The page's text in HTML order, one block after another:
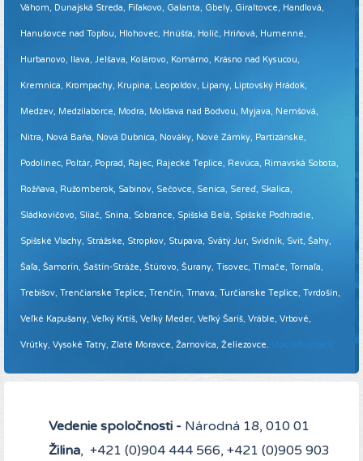
Váhom, Dunajská Streda, Fiľakovo, Galanta, Gbely, Giraltovce, Handlová,
Hanušovce nad Topľou, Hlohovec, Hnúšťa, Holíč, Hriňová, Humenné,
Hurbanovo, Ilava, Jelšava, Kolárovo, Komárno, Krásno nad Kysucou,
Kremnica, Krompachy, Krupina, Leopoldov, Lipany, Liptovský Hrádok,
Medzev, Medzilaborce, Modra, Moldava nad Bodvou, Myjava, Nemšová,
Nitra, Nová Baňa, Nová Dubnica, Nováky, Nové Zámky, Partizánske,
Podolínec, Poltár, Poprad, Rajec, Rajecké Teplice, Revúca, Rimavská Sobota,
Rožňava, Ružomberok, Sabinov, Sečovce, Senica, Sereď, Skalica,
Sládkovičovo, Sliač, Snina, Sobrance, Spišská Belá, Spišské Podhradie,
Spišské Vlachy, Strážske, Stropkov, Stupava, Svätý Jur, Svidník, Svit, Šahy,
Šaľa, Šamorín, Šaštín-Stráže, Štúrovo, Šurany, Tisovec, Tlmače, Tornaľa,
Trebišov, Trenčianske Teplice, Trenčín, Trnava, Turčianske Teplice, Tvrdošín,
Veľké Kapušany, Veľký Krtíš, Veľký Meder, Veľký Šariš, Vráble, Vrbové,
Vrútky, Vysoké Tatry, Zlaté Moravce, Žarnovica, Želiezovce. Viac informácií ...
Vedenie spoločnosti - Národná 18, 010 01
Žilina, +421 (0)904 444 566, +421 (0)905 903